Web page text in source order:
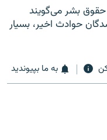
بشر می‌گويند
حوادث اخير، بسيار
به ما بپیوندید